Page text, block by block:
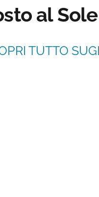
al Sole
TUTTO